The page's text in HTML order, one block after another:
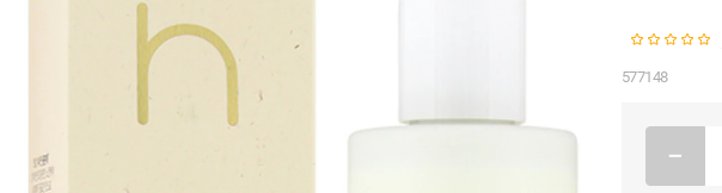
577148
–